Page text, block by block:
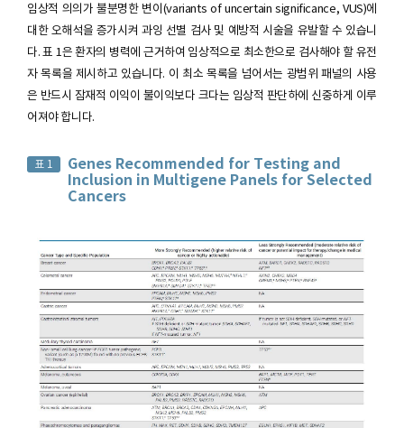
임상적 의의가 불분명한 변이(variants of uncertain significance, VUS)에
대한 오해석을 증가시켜 과잉 선별 검사 및 예방적 시술을 유발할 수 있습니
다. 표 1은 환자의 병력에 근거하여 임상적으로 최소한으로 검사해야 할 유전
자 목록을 제시하고 있습니다. 이 최소 목록을 넘어서는 광범위 패널의 사용
은 반드시 잠재적 이익이 불이익보다 크다는 임상적 판단하에 신중하게 이루
어져야 합니다.
표 1
Genes Recommended for Testing and
Inclusion in Multigene Panels for Selected
Cancers